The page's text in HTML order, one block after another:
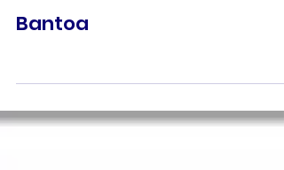
Bantoa